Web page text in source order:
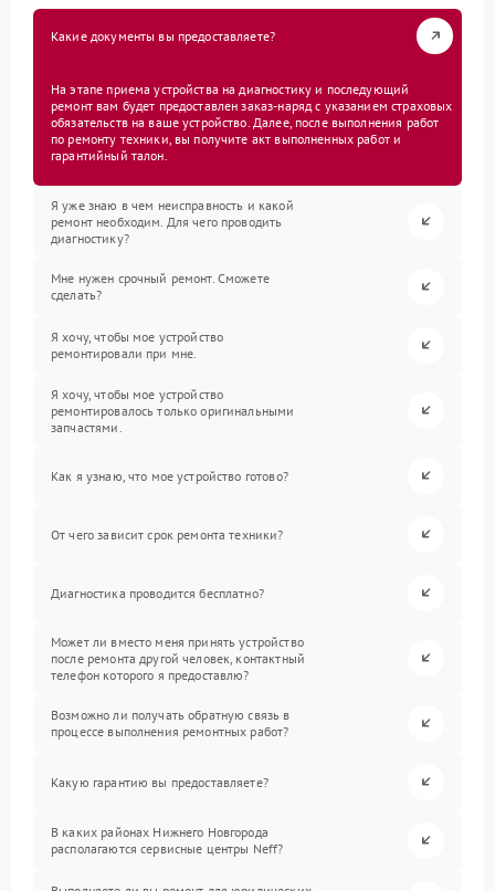
Какие документы вы предоставляете?
На этапе приема устройства на диагностику и последующий
ремонт вам будет предоставлен заказ-наряд с указанием страховых
обязательств на ваше устройство. Далее, после выполнения работ
по ремонту техники, вы получите акт выполненных работ и
гарантийный талон.
Я уже знаю в чем неисправность и какой
ремонт необходим. Для чего проводить
диагностику?
Мне нужен срочный ремонт. Сможете
сделать?
Я хочу, чтобы мое устройство
ремонтировали при мне.
Я хочу, чтобы мое устройство
ремонтировалось только оригинальными
запчастями.
Как я узнаю, что мое устройство готово?
От чего зависит срок ремонта техники?
Диагностика проводится бесплатно?
Может ли вместо меня принять устройство
после ремонта другой человек, контактный
телефон которого я предоставлю?
Возможно ли получать обратную связь в
процессе выполнения ремонтных работ?
Какую гарантию вы предоставляете?
В каких районах Нижнего Новгорода
располагаются сервисные центры Neff?